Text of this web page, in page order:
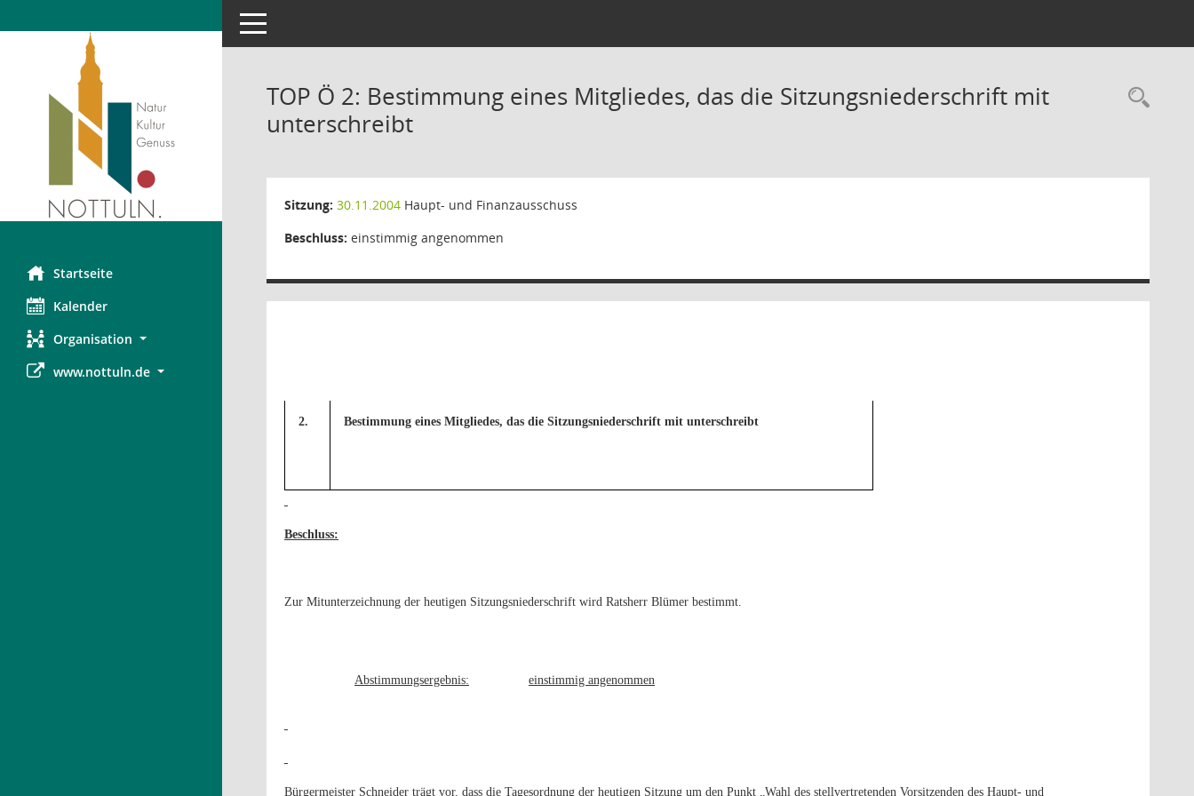
Startseite
Kalender
Organisation
www.nottuln.de
Toggle navigation
TOP Ö 2: Bestimmung eines Mitgliedes, das die Sitzungsniederschrift mit
unterschreibt
Sitzung: 30.11.2004 Haupt- und Finanzausschuss
Beschluss: einstimmig angenommen
2. Bestimmung eines Mitgliedes, das die Sitzungsniederschrift mit unterschreibt
Beschluss:
Zur Mitunterzeichnung der heutigen Sitzungsniederschrift wird Ratsherr Blümer bestimmt.
Abstimmungsergebnis: einstimmig angenommen
Bürgermeister Schneider trägt vor, dass die Tagesordnung der heutigen Sitzung um den Punkt „Wahl des stellvertretenden Vorsitzenden des Haupt- und